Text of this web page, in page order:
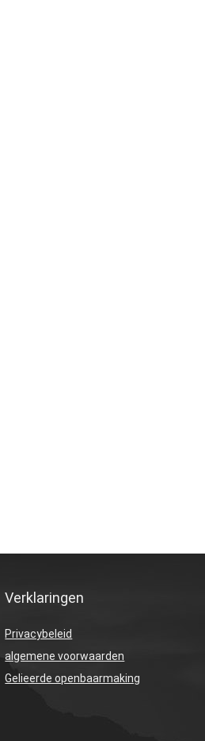
Verklaringen
Privacybeleid
algemene voorwaarden
Gelieerde openbaarmaking